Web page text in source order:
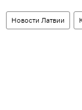
Новости Латвии